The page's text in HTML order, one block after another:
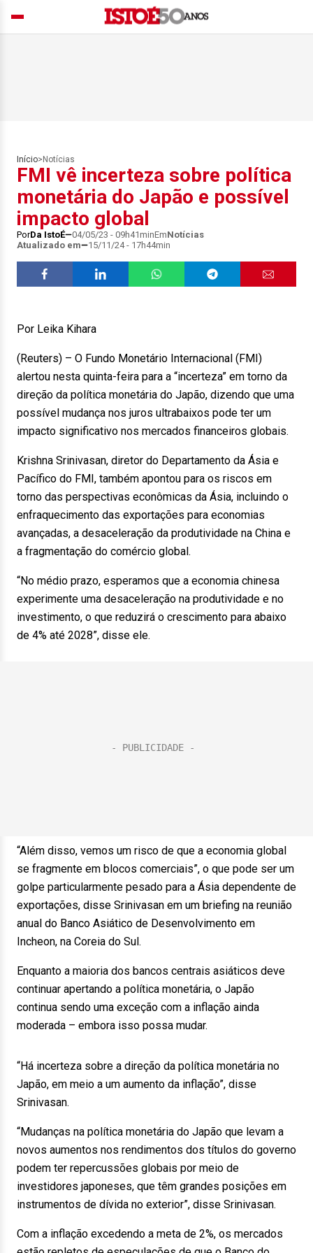
Início> Notícias
FMI vê incerteza sobre política
monetária do Japão e possível
impacto global
PorDa IstoÉ 04/05/23 - 09h41minEmNotícias
Atualizado em
15/11/24 - 17h44min
Por Leika Kihara
(Reuters) – O Fundo Monetário Internacional (FMI)
alertou nesta quinta-feira para a “incerteza” em torno da
direção da política monetária do Japão, dizendo que uma
possível mudança nos juros ultrabaixos pode ter um
impacto significativo nos mercados financeiros globais.
Krishna Srinivasan, diretor do Departamento da Ásia e
Pacífico do FMI, também apontou para os riscos em
torno das perspectivas econômicas da Ásia, incluindo o
enfraquecimento das exportações para economias
avançadas, a desaceleração da produtividade na China e
a fragmentação do comércio global.
“No médio prazo, esperamos que a economia chinesa
experimente uma desaceleração na produtividade e no
investimento, o que reduzirá o crescimento para abaixo
de 4% até 2028”, disse ele.
“Além disso, vemos um risco de que a economia global
se fragmente em blocos comerciais”, o que pode ser um
golpe particularmente pesado para a Ásia dependente de
exportações, disse Srinivasan em um briefing na reunião
anual do Banco Asiático de Desenvolvimento em
Incheon, na Coreia do Sul.
Enquanto a maioria dos bancos centrais asiáticos deve
continuar apertando a política monetária, o Japão
continua sendo uma exceção com a inflação ainda
moderada – embora isso possa mudar.
“Há incerteza sobre a direção da política monetária no
Japão, em meio a um aumento da inflação”, disse
Srinivasan.
“Mudanças na política monetária do Japão que levam a
novos aumentos nos rendimentos dos títulos do governo
podem ter repercussões globais por meio de
investidores japoneses, que têm grandes posições em
instrumentos de dívida no exterior”, disse Srinivasan.
Com a inflação excedendo a meta de 2%, os mercados